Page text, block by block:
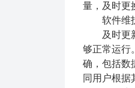
量，及时更
软件维
及时更新
够正常运行
确，包括数
同用户根据